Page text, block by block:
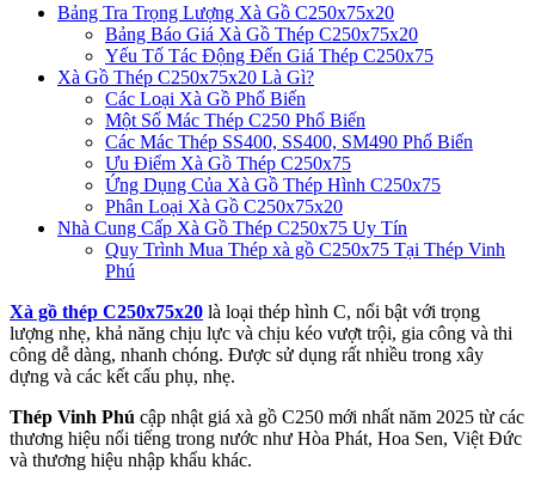
Bảng Tra Trọng Lượng Xà Gồ C250x75x20
Bảng Báo Giá Xà Gồ Thép C250x75x20
Yếu Tố Tác Động Đến Giá Thép C250x75
Xà Gồ Thép C250x75x20 Là Gì?
Các Loại Xà Gồ Phổ Biến
Một Số Mác Thép C250 Phổ Biến
Các Mác Thép SS400, SS400, SM490 Phổ Biến
Ưu Điểm Xà Gồ Thép C250x75
Ứng Dụng Của Xà Gồ Thép Hình C250x75
Phân Loại Xà Gồ C250x75x20
Nhà Cung Cấp Xà Gồ Thép C250x75 Uy Tín
Quy Trình Mua Thép xà gồ C250x75 Tại Thép Vinh
Phú
Xà gồ thép C250x75x20 là loại thép hình C, nổi bật với trọng
lượng nhẹ, khả năng chịu lực và chịu kéo vượt trội, gia công và thi
công dễ dàng, nhanh chóng. Được sử dụng rất nhiều trong xây
dựng và các kết cấu phụ, nhẹ.
Thép Vinh Phú cập nhật giá xà gồ C250 mới nhất năm 2025 từ các
thương hiệu nổi tiếng trong nước như Hòa Phát, Hoa Sen, Việt Đức
và thương hiệu nhập khẩu khác.